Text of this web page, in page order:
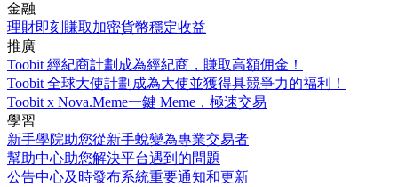
金融
理財即刻賺取加密貨幣穩定收益
推廣
Toobit 經紀商計劃 成為經紀商，賺取高額佣金！
Toobit 全球大使計劃 成為大使並獲得具競爭力的福利！
Toobit x Nova.Meme一鍵 Meme，極速交易
學習
新手學院助您從新手蛻變為專業交易者
幫助中心助您解決平台遇到的問題
公告中心及時發布系統重要通知和更新